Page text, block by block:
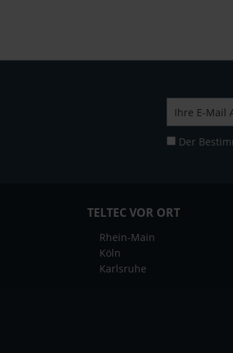
Der
TELTEC VOR ORT
Rhein-Main
Köln
Karlsruhe